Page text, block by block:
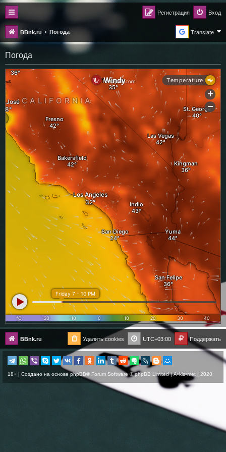
Вход
Регистрация
BBnk.ru Погода Translate
Погода
BBnk.ru Поддержать
UTC+03:00
Удалить cookies
18+ | Создано на основе phpBB® Forum Software © phpBB Limited |A•kis•met | 2020